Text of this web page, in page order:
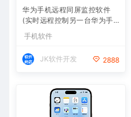
华为手机远程同屏监控软件
(实时远程控制另一台华为手
手机软件
JK软件开发 2888